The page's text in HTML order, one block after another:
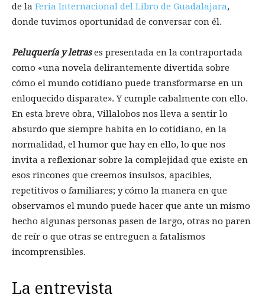
de la Feria Internacional del Libro de Guadalajara,
donde tuvimos oportunidad de conversar con él.
Peluquería y letrases presentada en la contraportada
como «una novela delirantemente divertida sobre
cómo el mundo cotidiano puede transformarse en un
enloquecido disparate». Y cumple cabalmente con ello.
En esta breve obra, Villalobos nos lleva a sentir lo
absurdo que siempre habita en lo cotidiano, en la
normalidad, el humor que hay en ello, lo que nos
invita a reflexionar sobre la complejidad que existe en
esos rincones que creemos insulsos, apacibles,
repetitivos o familiares; y cómo la manera en que
observamos el mundo puede hacer que ante un mismo
hecho algunas personas pasen de largo, otras no paren
de reír o que otras se entreguen a fatalismos
incomprensibles.
La entrevista